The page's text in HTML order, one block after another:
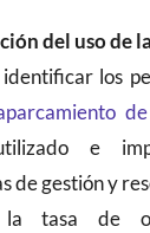
del uso de
los
e
de gestión y
la tasa de